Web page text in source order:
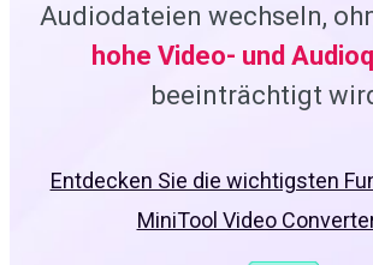
Audiodateien wechseln,
hohe Video- und
beeinträchtigt
Entdecken Sie die wichtigsten
MiniTool Video